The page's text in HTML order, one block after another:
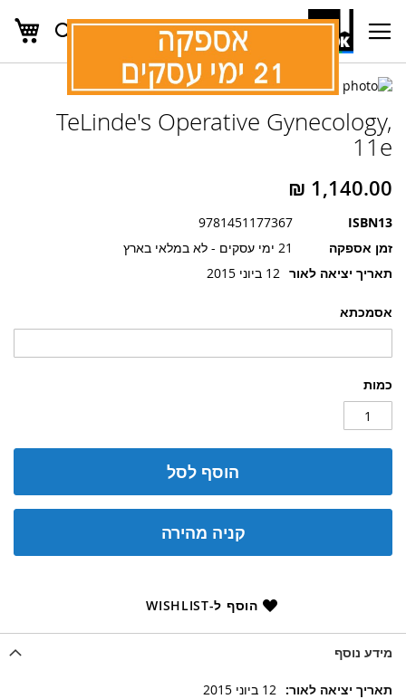
Skip
Content
חפש
אסמכתא
כמות
הוסף לסל
קניה מהירה
הוסף ל-WISHLIST
TeLinde's Operative Gynecology,
11e
ISBN13
9781451177367
זמן אספקה
21 ימי עסקים - לא במלאי בארץ
תאריך יציאה לאור 12 ביוני 2015
לדלג
של
גלריית
תמונות
להתחלה
של
גלריית
מידע נוסף
מידע
12 ביוני 2015